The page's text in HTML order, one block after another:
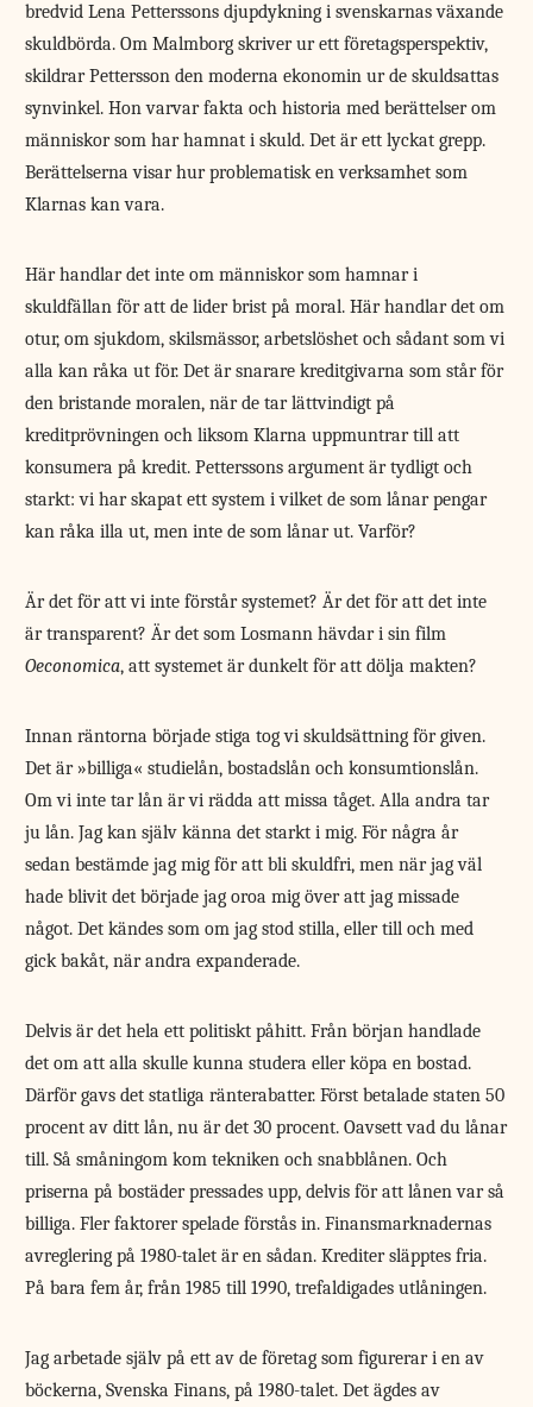
bredvid Lena Petterssons djupdykning i svenskarnas växande
skuldbörda. Om Malmborg skriver ur ett företagsperspektiv,
skildrar Pettersson den moderna ekonomin ur de skuldsattas
synvinkel. Hon varvar fakta och historia med berättelser om
människor som har hamnat i skuld. Det är ett lyckat grepp.
Berättelserna visar hur problematisk en verksamhet som
Klarnas kan vara.
Här handlar det inte om människor som hamnar i
skuldfällan för att de lider brist på moral. Här handlar det om
otur, om sjukdom, skilsmässor, arbetslöshet och sådant som vi
alla kan råka ut för. Det är snarare kreditgivarna som står för
den bristande moralen, när de tar lättvindigt på
kreditprövningen och liksom Klarna uppmuntrar till att
konsumera på kredit. Petterssons argument är tydligt och
starkt: vi har skapat ett system i vilket de som lånar pengar
kan råka illa ut, men inte de som lånar ut. Varför?
Är det för att vi inte förstår systemet? Är det för att det inte
är transparent? Är det som Losmann hävdar i sin film
Oeconomica, att systemet är dunkelt för att dölja makten?
Innan räntorna började stiga tog vi skuldsättning för given.
Det är »billiga« studielån, bostadslån och konsumtionslån.
Om vi inte tar lån är vi rädda att missa tåget. Alla andra tar
ju lån. Jag kan själv känna det starkt i mig. För några år
sedan bestämde jag mig för att bli skuldfri, men när jag väl
hade blivit det började jag oroa mig över att jag missade
något. Det kändes som om jag stod stilla, eller till och med
gick bakåt, när andra expanderade.
Delvis är det hela ett politiskt påhitt. Från början handlade
det om att alla skulle kunna studera eller köpa en bostad.
Därför gavs det statliga ränterabatter. Först betalade staten 50
procent av ditt lån, nu är det 30 procent. Oavsett vad du lånar
till. Så småningom kom tekniken och snabblånen. Och
priserna på bostäder pressades upp, delvis för att lånen var så
billiga. Fler faktorer spelade förstås in. Finansmarknadernas
avreglering på 1980-talet är en sådan. Krediter släpptes fria.
På bara fem år, från 1985 till 1990, trefaldigades utlåningen.
Jag arbetade själv på ett av de företag som figurerar i en av
böckerna, Svenska Finans, på 1980-talet. Det ägdes av